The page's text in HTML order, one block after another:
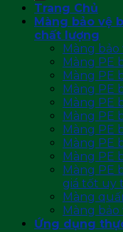
Trang Chủ
Màng bảo vệ
chất lượng
Màng
Màng PE
Màng PE
Màng PE
Màng PE
Màng PE
Màng PE
Màng PE
Màng PE
Màng PE
giá tốt uy
Màng
Màng bảo
Ứng dụng